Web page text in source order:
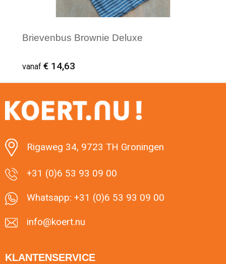
Brievenbus Brownie Deluxe
vanaf € 14,63
Minimale afname: 1
Rigaweg 34, 9723 TH Groningen
+31 (0)6 53 93 09 00
Whatsapp: +31 (0)6 53 93 09 00
info@koert.nu
KLANTENSERVICE